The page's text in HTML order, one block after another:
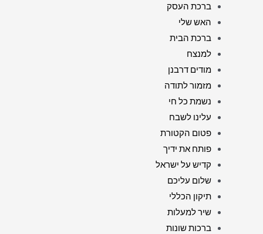
ברכת העסק
האש שלי
ברכת הבית
למנצח
מודים דרבנן
מזמור לתודה
נשמת כל חי
עלינו לשבח
פטום הקטורת
פותח את ידיך
קדיש על ישראל
שלום עליכם
תיקון הכללי
שיר למעלות
ברכות שונות